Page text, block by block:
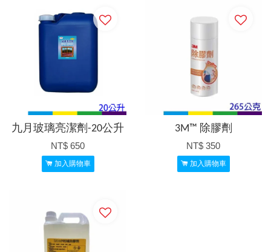
九月玻璃亮潔劑-20公升
NT$ 650
加入購物車
3M™ 除膠劑
NT$ 350
加入購物車